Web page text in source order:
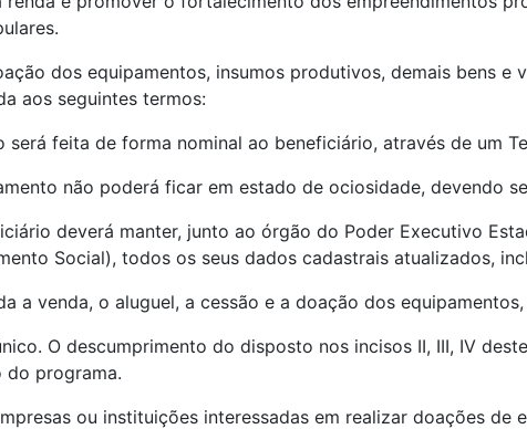
dos equipamentos, insumos produtivos, demais bens
aos seguintes termos:
será feita de forma nominal ao beneficiário, através de um
não poderá ficar em estado de ociosidade, devendo
deverá manter, junto ao órgão do Poder Executivo
Social), todos os seus dados cadastrais atualizados,
a venda, o aluguel, a cessão e a doação dos
O descumprimento do disposto nos incisos II, III, IV
do programa.
ou instituições interessadas em realizar doações